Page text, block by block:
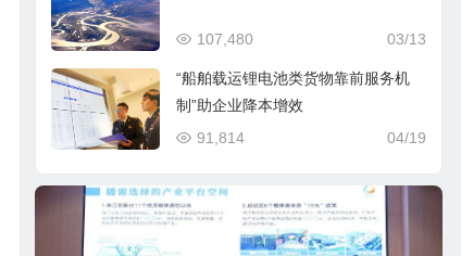
03/13
107,480
“船舶载运锂电池类货物靠前服务机
制”助企业降本增效
04/19
91,814